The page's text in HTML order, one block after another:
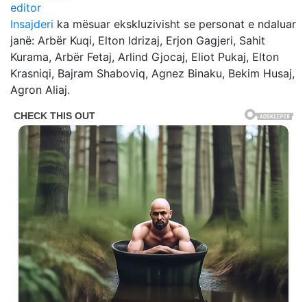
editor
Insajderi ka mësuar ekskluzivisht se personat e ndaluar
janë: Arbër Kuqi, Elton Idrizaj, Erjon Gagjeri, Sahit
Kurama, Arbër Fetaj, Arlind Gjocaj, Eliot Pukaj, Elton
Krasniqi, Bajram Shaboviq, Agnez Binaku, Bekim Husaj,
Agron Aliaj.